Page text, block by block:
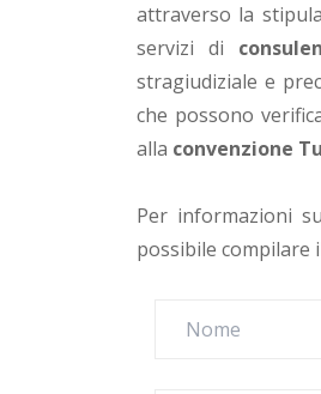
attraverso la
servizi di
stragiudiziale e
che possono
alla convenzione
Per informazioni
possibile compilare